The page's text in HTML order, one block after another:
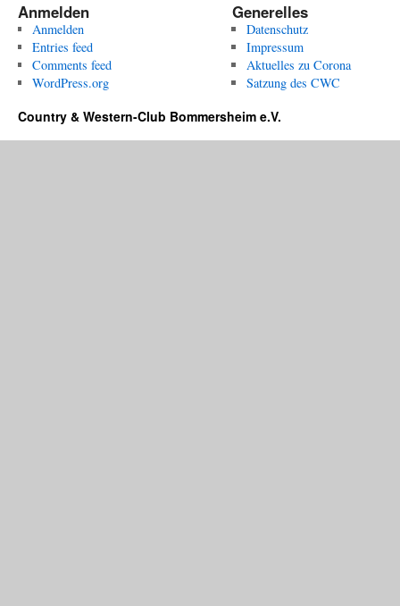
Anmelden
Anmelden
Entries feed
Comments feed
WordPress.org
Generelles
Datenschutz
Impressum
Aktuelles zu Corona
Satzung des CWC
Country & Western-Club Bommersheim e.V.